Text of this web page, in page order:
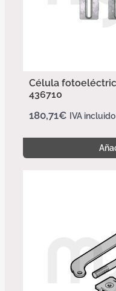
Célula
436710
180,71€ IVA incluido